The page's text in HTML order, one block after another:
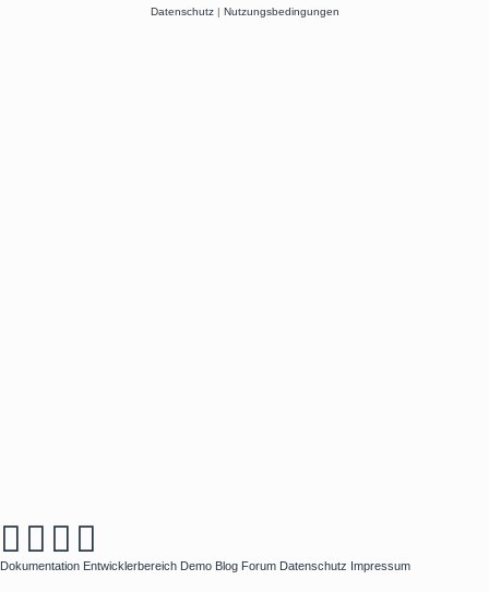
Datenschutz| Nutzungsbedingungen
Dokumentation Entwicklerbereich Demo Blog Forum Datenschutz Impressum